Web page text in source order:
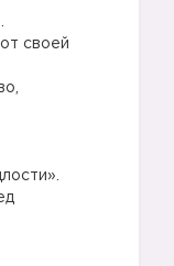
своей